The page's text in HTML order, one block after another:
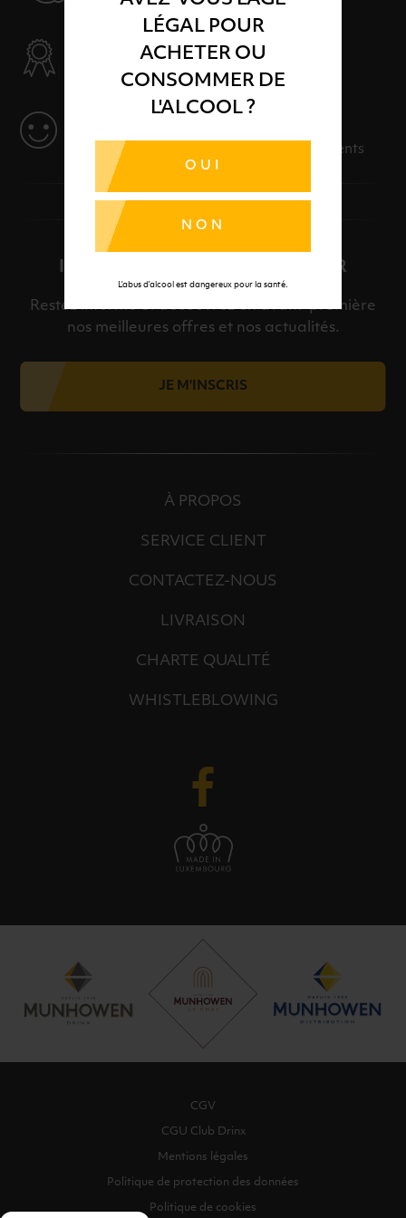
LÉGAL POUR
ACHETER OU
CONSOMMER DE
L'ALCOOL ?
OUI
NON
L’abus d’alcool est dangereux pour la santé.
SÉLECTION & QUALITÉ
Des produits sélectionnés avec soins
Des solutions adaptées à vos événements
INSCRIPTION À LA NEWSLETTER
Restez informé et découvrez en avant-première
nos meilleures offres et nos actualités.
JE M'INSCRIS
À PROPOS
SERVICE CLIENT
CONTACTEZ-NOUS
LIVRAISON
CHARTE QUALITÉ
WHISTLEBLOWING
CGV
CGU Club Drinx
Mentions légales
Politique de protection des données
Politique de cookies